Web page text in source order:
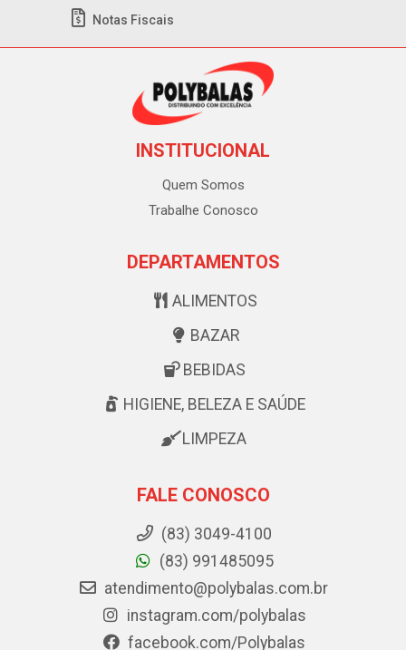
Notas Fiscais
INSTITUCIONAL
Quem Somos
Trabalhe Conosco
DEPARTAMENTOS
ALIMENTOS
BAZAR
BEBIDAS
HIGIENE, BELEZA E SAÚDE
LIMPEZA
FALE CONOSCO
(83) 3049-4100
(83) 991485095
atendimento@polybalas.com.br
instagram.com/polybalas
facebook.com/Polybalas